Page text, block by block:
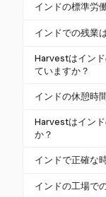
インドの標準労
インドでは、
は、公正な労
り、1948年の
インドでの残業
インドでの残
り48時間を超
おり、追加の
す。
Harvestはイン
ていますか？
はい、
の労働法に準
正確な計算を
インドの休憩時
インドの労働
30分の休憩を
は、従業員の
す。
Harvestはイン
か？
はい、
シフトパター
インドで正確な
正確な時間追
インドの工場で